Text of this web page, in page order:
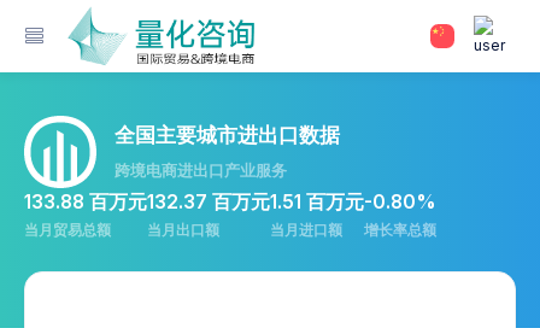
全国主要城市进出口数据
跨境电商进出口产业服务
133.88 百万元
当月贸易总额
132.37 百万元
当月出口额
1.51 百万元
当月进口额
-0.80%
增长率总额